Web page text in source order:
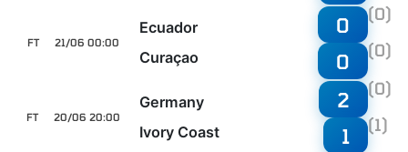
21/06 00:00
FT
Ecuador
Curaçao
0 (0)
0 (0)
20/06 20:00
FT
Germany
Ivory Coast
2 (0)
1 (1)